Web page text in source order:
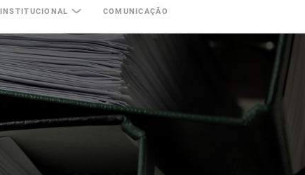
INSTITUCIONAL COMUNICAÇÃO